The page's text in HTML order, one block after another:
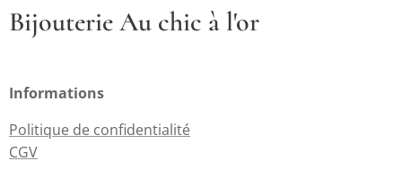
Bijouterie Au chic à l'or
Informations
Politique de confidentialité
CGV